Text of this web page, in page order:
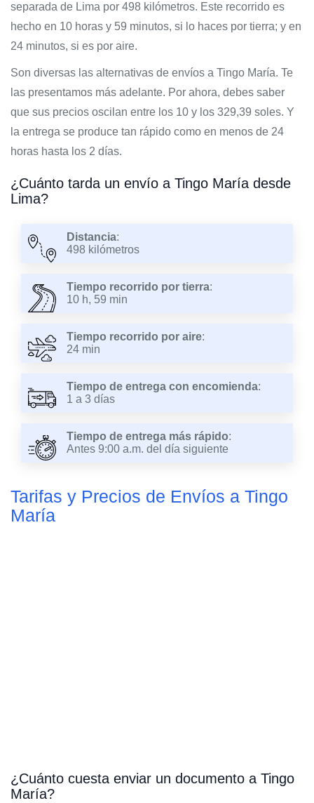
separada de Lima por 498 kilómetros. Este recorrido es
hecho en 10 horas y 59 minutos, si lo haces por tierra; y en
24 minutos, si es por aire.
Son diversas las alternativas de envíos a Tingo María. Te
las presentamos más adelante. Por ahora, debes saber
que sus precios oscilan entre los 10 y los 329,39 soles. Y
la entrega se produce tan rápido como en menos de 24
horas hasta los 2 días.
¿Cuánto tarda un envío a Tingo María desde
Lima?
Distancia:
498 kilómetros
Tiempo recorrido por tierra:
10 h, 59 min
Tiempo recorrido por aire:
24 min
Tiempo de entrega con encomienda:
1 a 3 días
Tiempo de entrega más rápido:
Antes 9:00 a.m. del día siguiente
Tarifas y Precios de Envíos a Tingo
María
¿Cuánto cuesta enviar un documento a Tingo
María?